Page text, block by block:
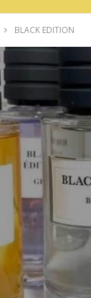
BLACK EDITION